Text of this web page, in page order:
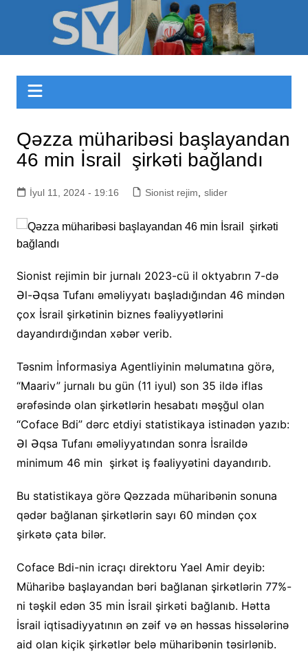
Sizinyol.org
Qəzza müharibəsi başlayandan
46 min İsrail şirkəti bağlandı
İyul 11, 2024 - 19:16 Sionist rejim slider
Sionist rejimin bir jurnalı 2023-cü il oktyabrın 7-də
Əl-Əqsa Tufanı əməliyyatı başladığından 46 mindən
çox İsrail şirkətinin biznes fəaliyyətlərini
dayandırdığından xəbər verib.
Təsnim İnformasiya Agentliyinin məlumatına görə,
“Maariv” jurnalı bu gün (11 iyul) son 35 ildə iflas
ərəfəsində olan şirkətlərin hesabatı məşğul olan
“Coface Bdi” dərc etdiyi statistikaya istinadən yazıb:
Əl Əqsa Tufanı əməliyyatından sonra İsraildə
minimum 46 min şirkət iş fəaliyyətini dayandırıb.
Bu statistikaya görə Qəzzada müharibənin sonuna
qədər bağlanan şirkətlərin sayı 60 mindən çox
şirkətə çata bilər.
Coface Bdi-nin icraçı direktoru Yael Amir deyib:
Müharibə başlayandan bəri bağlanan şirkətlərin 77%-
ni təşkil edən 35 min İsrail şirkəti bağlanıb. Hətta
İsrail iqtisadiyyatının ən zəif və ən həssas hissələrinə
aid olan kiçik şirkətlər belə müharibənin təsirlənib.